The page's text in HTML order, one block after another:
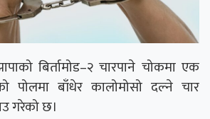
बिर्तामोड–२ चारपाने चोकमा एक
पोलमा बाँधेर कालोमोसो दल्ने चार
गरेको छ।